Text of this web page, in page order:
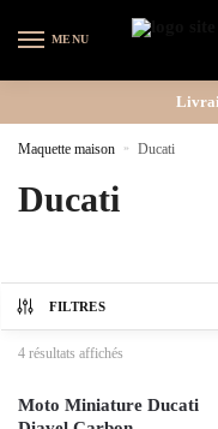
MENU
Maquette maison » Ducati
Ducati
FILTRES
4 résultats affichés
Moto Miniature Ducati